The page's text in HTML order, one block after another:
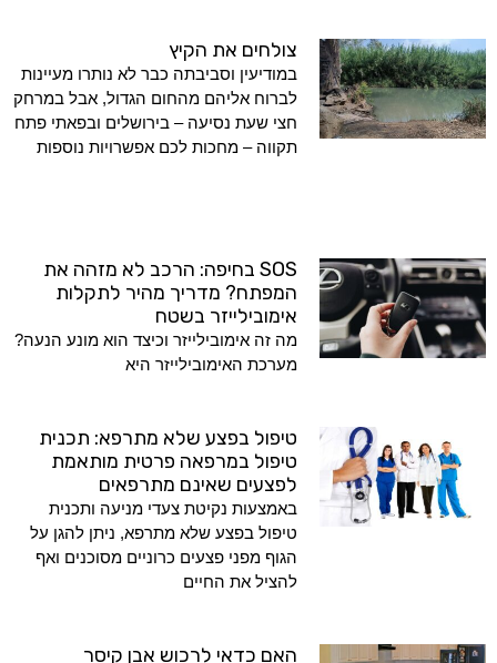
צולחים את הקיץ
במודיעין וסביבתה כבר לא נותרו מעיינות
לברוח אליהם מהחום הגדול, אבל במרחק
חצי שעת נסיעה – בירושלים ובפאתי פתח
תקווה – מחכות לכם אפשרויות נוספות
SOS בחיפה: הרכב לא מזהה את
המפתח? מדריך מהיר לתקלות
אימובילייזר בשטח
מה זה אימובילייזר וכיצד הוא מונע הנעה?
מערכת האימובילייזר היא
טיפול בפצע שלא מתרפא: תכנית
טיפול במרפאה פרטית מותאמת
לפצעים שאינם מתרפאים
באמצעות נקיטת צעדי מניעה ותכנית
טיפול בפצע שלא מתרפא, ניתן להגן על
הגוף מפני פצעים כרוניים מסוכנים ואף
להציל את החיים
האם כדאי לרכוש אבן קיסר